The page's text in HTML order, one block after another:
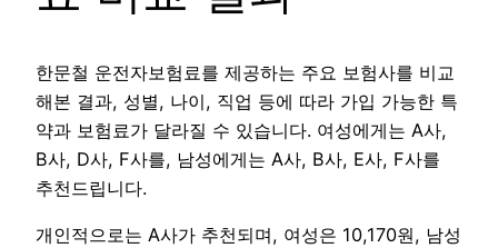
한문철 운전자보험료를 제공하는 주요 보험사를 비교
해본 결과, 성별, 나이, 직업 등에 따라 가입 가능한 특
약과 보험료가 달라질 수 있습니다. 여성에게는 A사,
B사, D사, F사를, 남성에게는 A사, B사, E사, F사를
추천드립니다.
개인적으로는 A사가 추천되며, 여성은 10,170원, 남성